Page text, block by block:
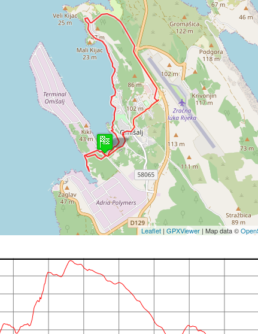
Leaflet| GPXViewer| Map data ©